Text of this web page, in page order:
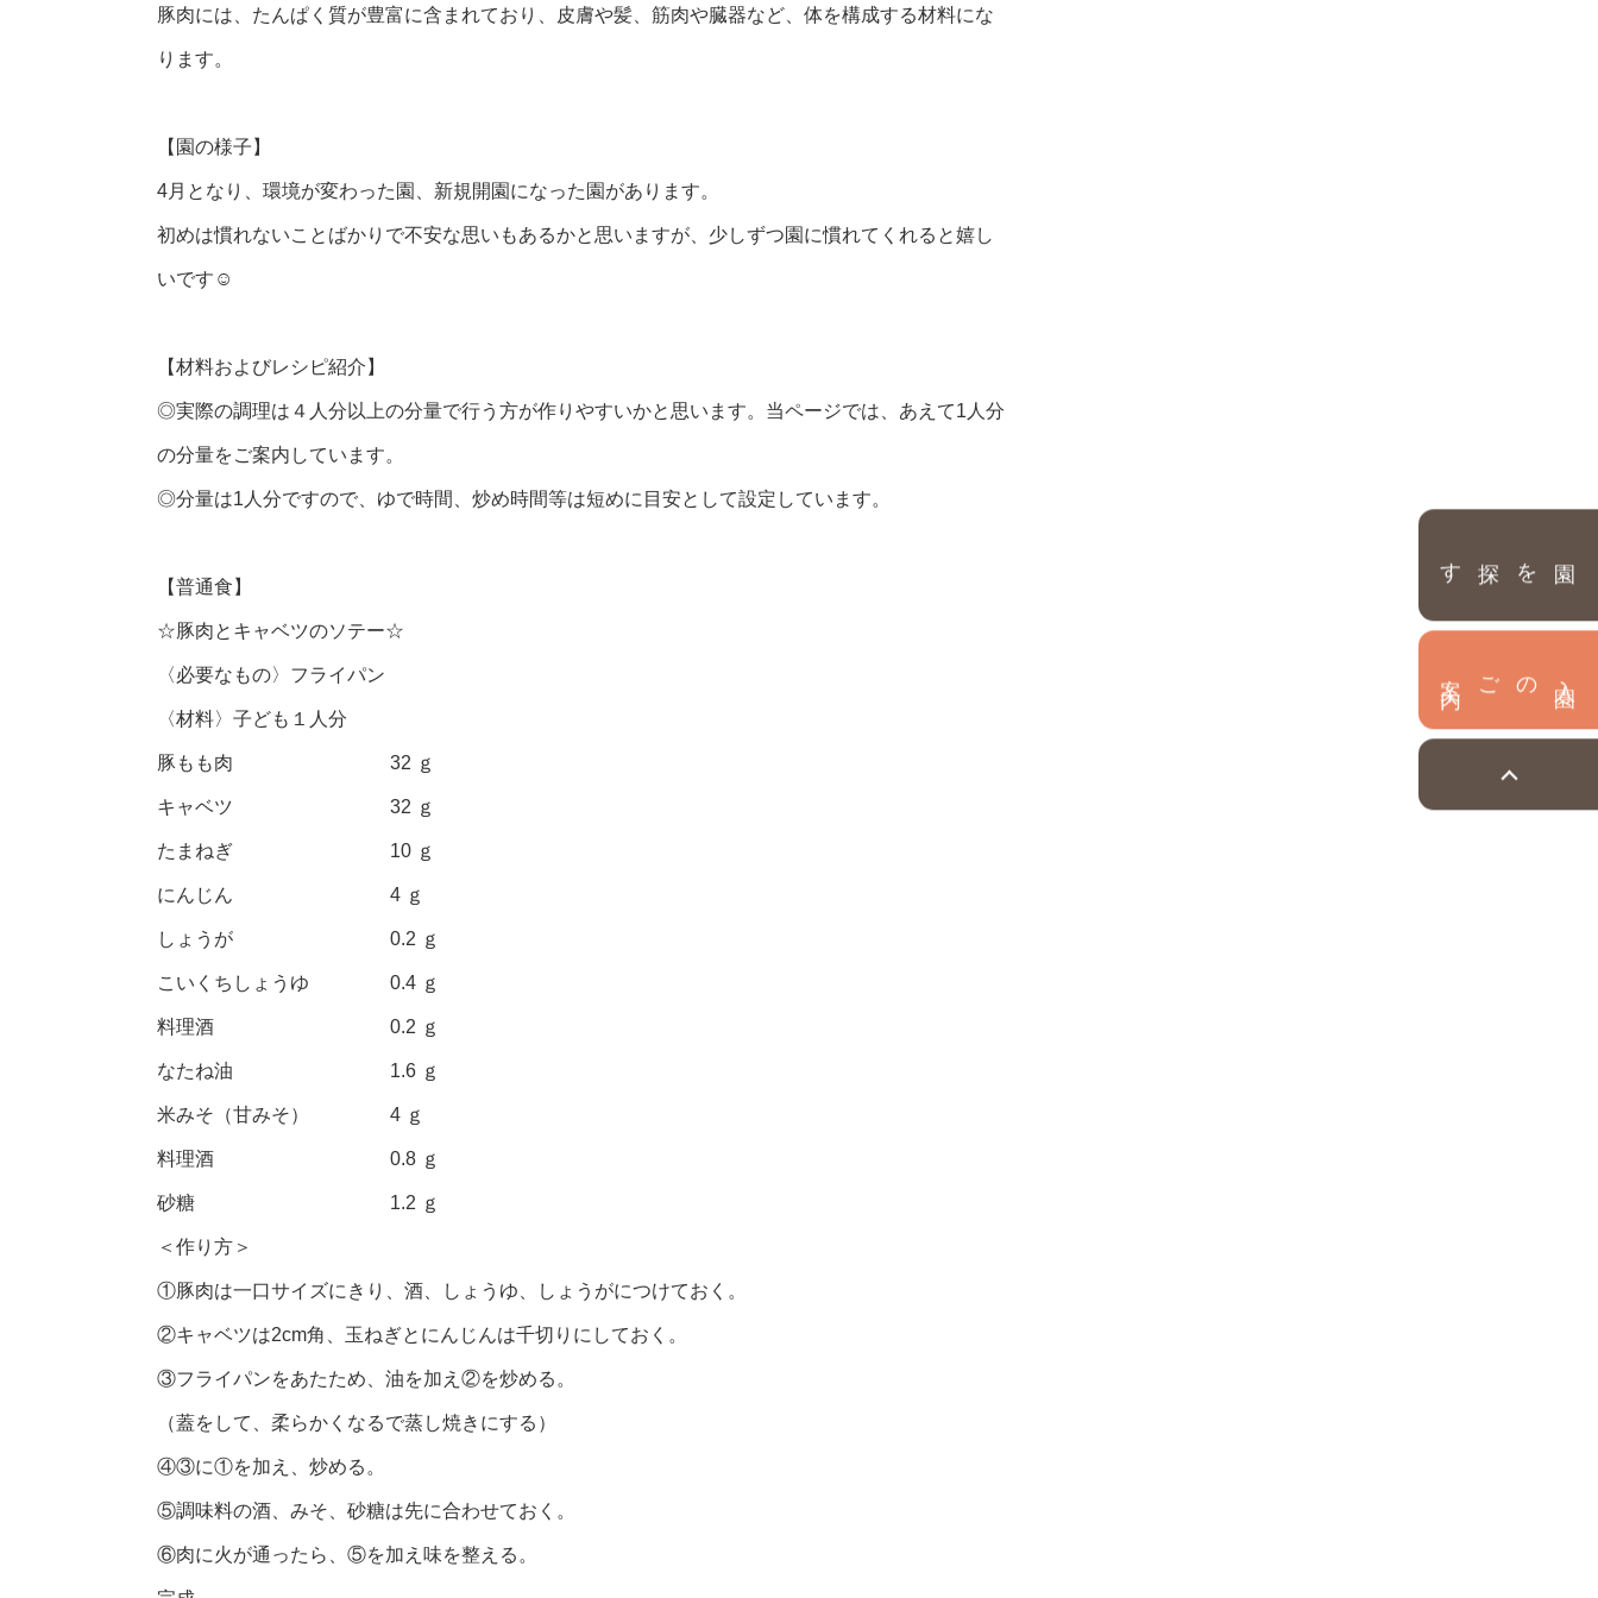
園を探す
豚肉には、たんぱく質が豊富に含まれており、皮膚や髪、筋肉や臓器など、体を構成する材料にな
ります。
【園の様子】
4月となり、環境が変わった園、新規開園になった園があります。
初めは慣れないことばかりで不安な思いもあるかと思いますが、少しずつ園に慣れてくれると嬉し
いです☺
【材料およびレシピ紹介】
◎実際の調理は４人分以上の分量で行う方が作りやすいかと思います。当ページでは、あえて1人分
の分量をご案内しています。
◎分量は1人分ですので、ゆで時間、炒め時間等は短めに目安として設定しています。
【普通食】
☆豚肉とキャベツのソテー☆
〈必要なもの〉フライパン
〈材料〉子ども１人分
豚もも肉 32 ｇ
キャベツ 32 ｇ
たまねぎ 10 ｇ
にんじん 4 ｇ
しょうが 0.2 ｇ
こいくちしょうゆ 0.4 ｇ
料理酒 0.2 ｇ
なたね油 1.6 ｇ
米みそ（甘みそ） 4 ｇ
料理酒 0.8 ｇ
砂糖 1.2 ｇ
＜作り方＞
①豚肉は一口サイズにきり、酒、しょうゆ、しょうがにつけておく。
②キャベツは2cm角、玉ねぎとにんじんは千切りにしておく。
③フライパンをあたため、油を加え②を炒める。
（蓋をして、柔らかくなるで蒸し焼きにする）
④③に①を加え、炒める。
⑤調味料の酒、みそ、砂糖は先に合わせておく。
⑥肉に火が通ったら、⑤を加え味を整える。